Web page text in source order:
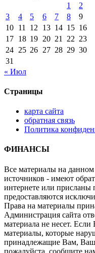
1
2
3
4 5 6 7 8
9
10 11 12 13 14 15 16
17 18 19 20 21 22 23
24 25 26 27 28 29 30
31
« Июл
Страницы
карта сайта
обратная связь
Политика
ФИНАНСЫ
Все материалы на
источников - имеют
интернете или присланы
предоставляются
Права на материалы
Администрация сайта
материала не несет.
материалы, которые
принадлежащие Вам,
пожалуйста, сообщите